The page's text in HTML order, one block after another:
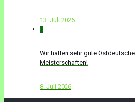
13. Juli 2026
0
Wir hatten sehr gute Ostdeutsche
Meisterschaften!
8. Juli 2026